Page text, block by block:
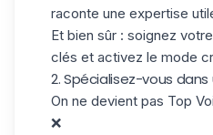
raconte une expertise
Et bien sûr : soignez
clés et activez le mode
2. Spécialisez-vous
On ne devient pas Top
❌